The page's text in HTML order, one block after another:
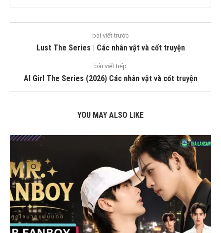
bài viết trước
Lust The Series | Các nhân vật và cốt truyện
bài viết tiếp
AI Girl The Series (2026) Các nhân vật và cốt truyện
YOU MAY ALSO LIKE